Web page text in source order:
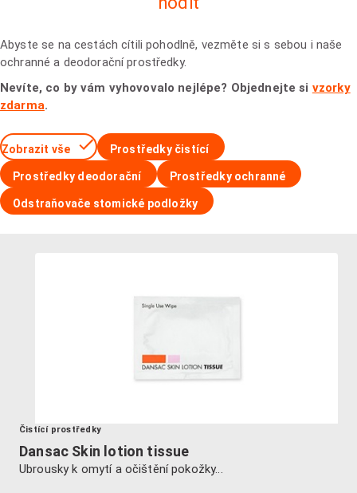
Abyste se na cestách cítili pohodlně, vezměte si s sebou i naše
ochranné a deodorační prostředky.
Nevíte, co by vám vyhovovalo nejlépe? Objednejte si vzorky
zdarma.
Zobrazit vše Prostředky čistící
Prostředky deodorační Prostředky ochranné
Odstraňovače stomické podložky
Čistící prostředky
Dansac Skin lotion tissue
Ubrousky k omytí a očištění pokožky...